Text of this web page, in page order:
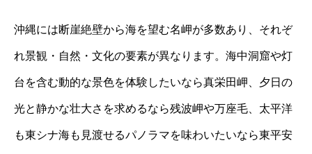
沖縄には断崖絶壁から海を望む名岬が多数あり、それぞ
れ景観・自然・文化の要素が異なります。海中洞窟や灯
台を含む動的な景色を体験したいなら真栄田岬、夕日の
光と静かな壮大さを求めるなら残波岬や万座毛、太平洋
も東シナ海も見渡せるパノラマを味わいたいなら東平安